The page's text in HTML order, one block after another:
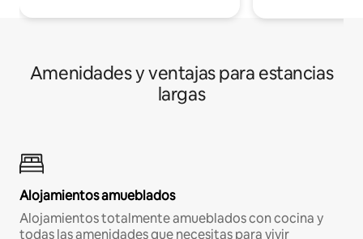
Amenidades y ventajas para estancias
largas
Alojamientos amueblados
Alojamientos totalmente amueblados con cocina y
todas las amenidades que necesitas para vivir